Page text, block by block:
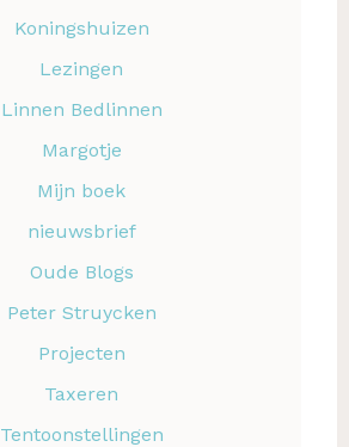
Koningshuizen
Lezingen
Linnen Bedlinnen
Margotje
Mijn boek
nieuwsbrief
Oude Blogs
Peter Struycken
Projecten
Taxeren
Tentoonstellingen